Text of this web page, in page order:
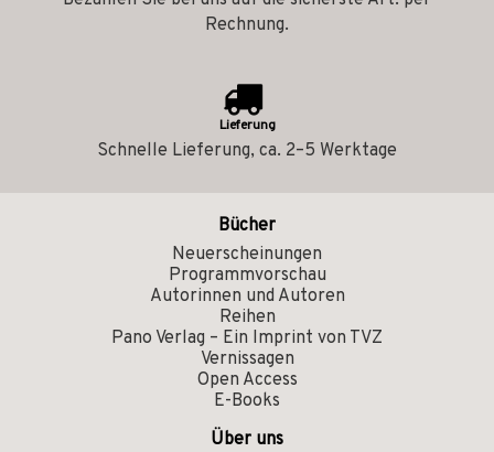
Rechnung.
Lieferung
Schnelle Lieferung, ca. 2–5 Werktage
Bücher
Neuerscheinungen
Programmvorschau
Autorinnen und Autoren
Reihen
Pano Verlag – Ein Imprint von TVZ
Vernissagen
Open Access
E-Books
Über uns